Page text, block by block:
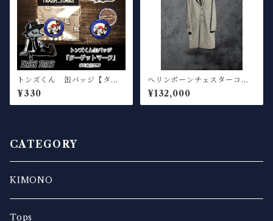
トンズくん 缶バッジ【ター
ゲット】
¥330
ヘリンボーンチェスターコー
ト
¥132,000
CATEGORY
KIMONO
Tops